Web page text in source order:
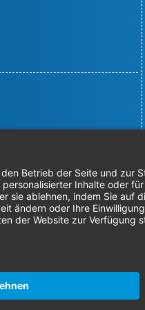
Nachhaltigkeit